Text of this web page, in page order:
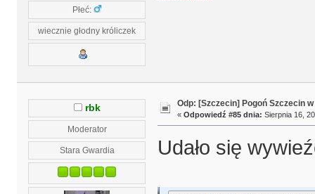
Płeć:
wiecznie głodny króliczek
rbk
Moderator
Stara Gwardia
Odp: [Szczecin] Pogoń Szczecin
« Odpowiedź #85 dnia: Sierpnia 16,
Udało się